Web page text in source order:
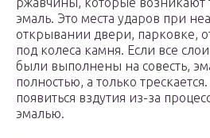
эмаль. Это места ударов при
открывании двери, парковке,
под колеса камня. Если все
были выполнены на совесть,
полностью, а только
появиться вздутия из-за
эмалью.